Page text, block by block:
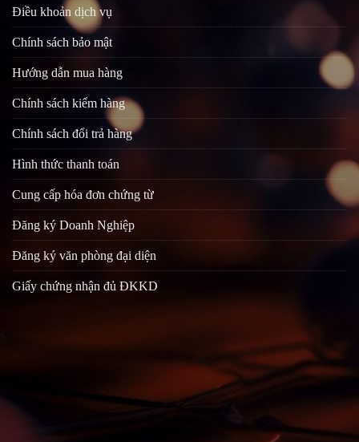
Điều khoản dịch vụ
Chính sách bảo mật
Hướng dẫn mua hàng
Chính sách kiểm hàng
Chính sách đổi trả hàng
Hình thức thanh toán
Cung cấp hóa đơn chứng từ
Đăng ký Doanh Nghiệp
Đăng ký văn phòng đại diện
Giấy chứng nhận đủ ĐKKD